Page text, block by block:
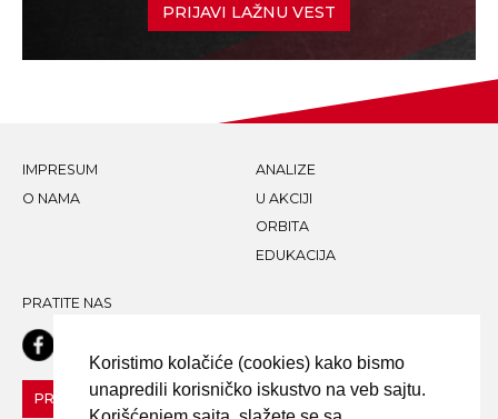
PRIJAVI LAŽNU VEST
IMPRESUM
O NAMA
ANALIZE
U AKCIJI
ORBITA
EDUKACIJA
PRATITE NAS
PRIJAVI LAŽNU VEST!
Koristimo kolačiće (cookies) kako bismo
unapredili korisničko iskustvo na veb sajtu.